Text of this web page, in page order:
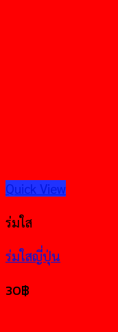
Quick View
ร่มใส
ร่มใสญี่ปุ่น
30฿